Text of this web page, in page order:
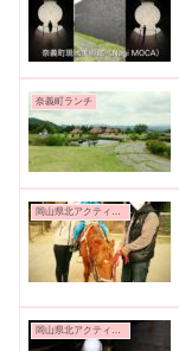
奈義町ランチ
岡山県北アクティビティ＆グルメ
岡山県北アクティビティ＆グルメ